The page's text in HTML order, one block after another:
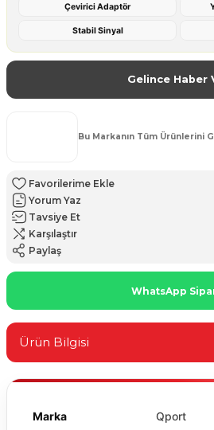
Çevirici Adaptör
Stabil Sinyal
Gelince Haber
Bu Markanın Tüm Ürünlerini
Yorum Yaz
Tavsiye Et
Karşılaştır
Paylaş
WhatsApp
Ürün Bilgisi
Marka Qport